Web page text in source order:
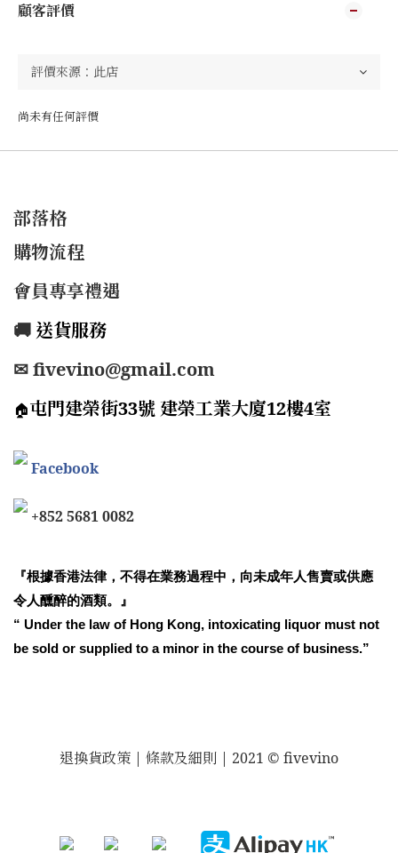
顧客評價
尚未有任何評價
部落格
購物流程
會員專享禮遇
🚚 送貨服務
✉ fivevino@gmail.com
🏠屯門建榮街33號 建榮工業大廈12樓4室
Facebook
+852 5681 0082
『根據香港法律，不得在業務過程中，向未成年人售賣或供應
令人醺醉的酒類。』
“ Under the law of Hong Kong, intoxicating liquor must not
be sold or supplied to a minor in the course of business.”
退換貨政策 | 條款及細則 | 2021 © fivevino